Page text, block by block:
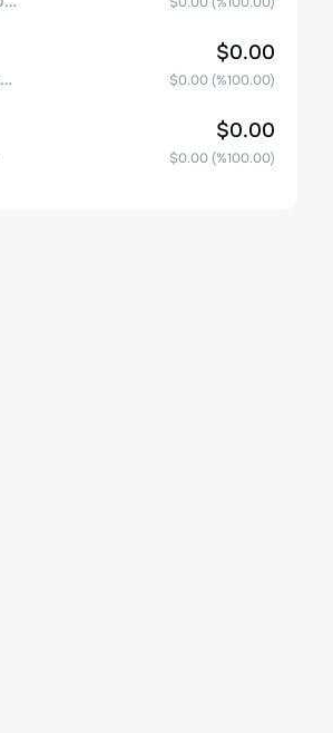
Meta Platforms, Inc. Class A Common Stock
$0.00
$0.00(%100.00)
$0.00
$0.00(%100.00)